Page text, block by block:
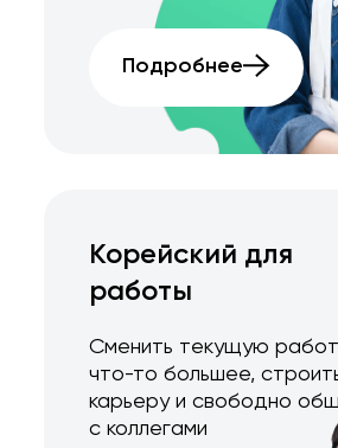
Подробнее
Корейский для
работы
Сменить текущую
что-то большее,
карьеру и свободно
с коллегами